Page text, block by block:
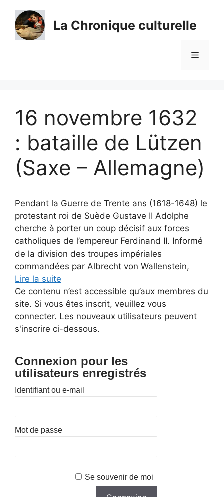
contenu
La Chronique culturelle
Menu
16 novembre 1632
: bataille de Lützen
(Saxe – Allemagne)
Pendant la Guerre de Trente ans (1618-1648) le
protestant roi de Suède Gustave II Adolphe
cherche à porter un coup décisif aux forces
catholiques de l’empereur Ferdinand II. Informé
de la division des troupes impériales
commandées par Albrecht von Wallenstein,
Lire la suite
Ce contenu n’est accessible qu’aux membres du
site. Si vous êtes inscrit, veuillez vous
connecter. Les nouveaux utilisateurs peuvent
s'inscrire ci-dessous.
Connexion pour les
utilisateurs enregistrés
Identifiant ou e-mail
Mot de passe
Se souvenir de moi